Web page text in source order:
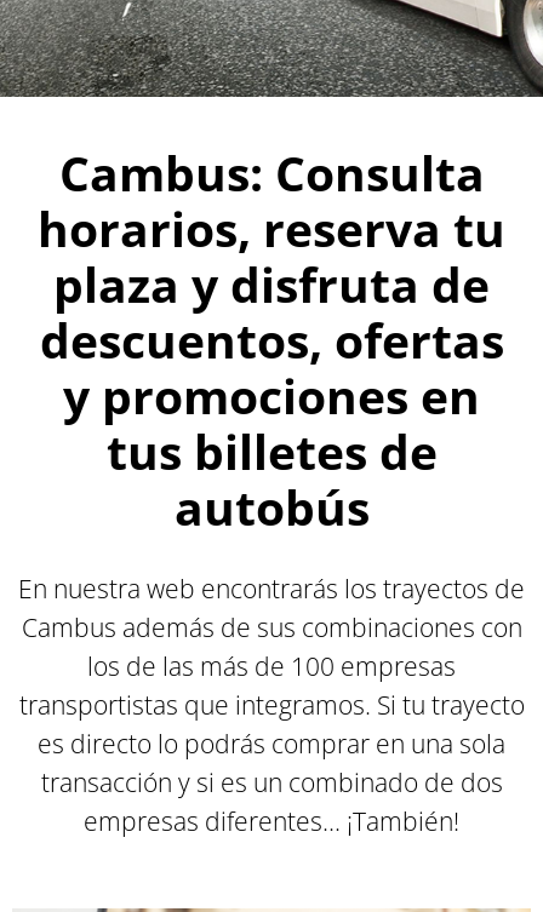
Cambus: Consulta
horarios, reserva tu
plaza y disfruta de
descuentos, ofertas
y promociones en
tus billetes de
autobús
En nuestra web encontrarás los trayectos de
Cambus además de sus combinaciones con
los de las más de 100 empresas
transportistas que integramos. Si tu trayecto
es directo lo podrás comprar en una sola
transacción y si es un combinado de dos
empresas diferentes... ¡También!